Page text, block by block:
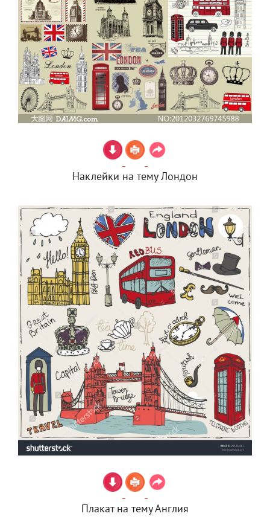
Наклейки на тему Лондон
Плакат на тему Англия